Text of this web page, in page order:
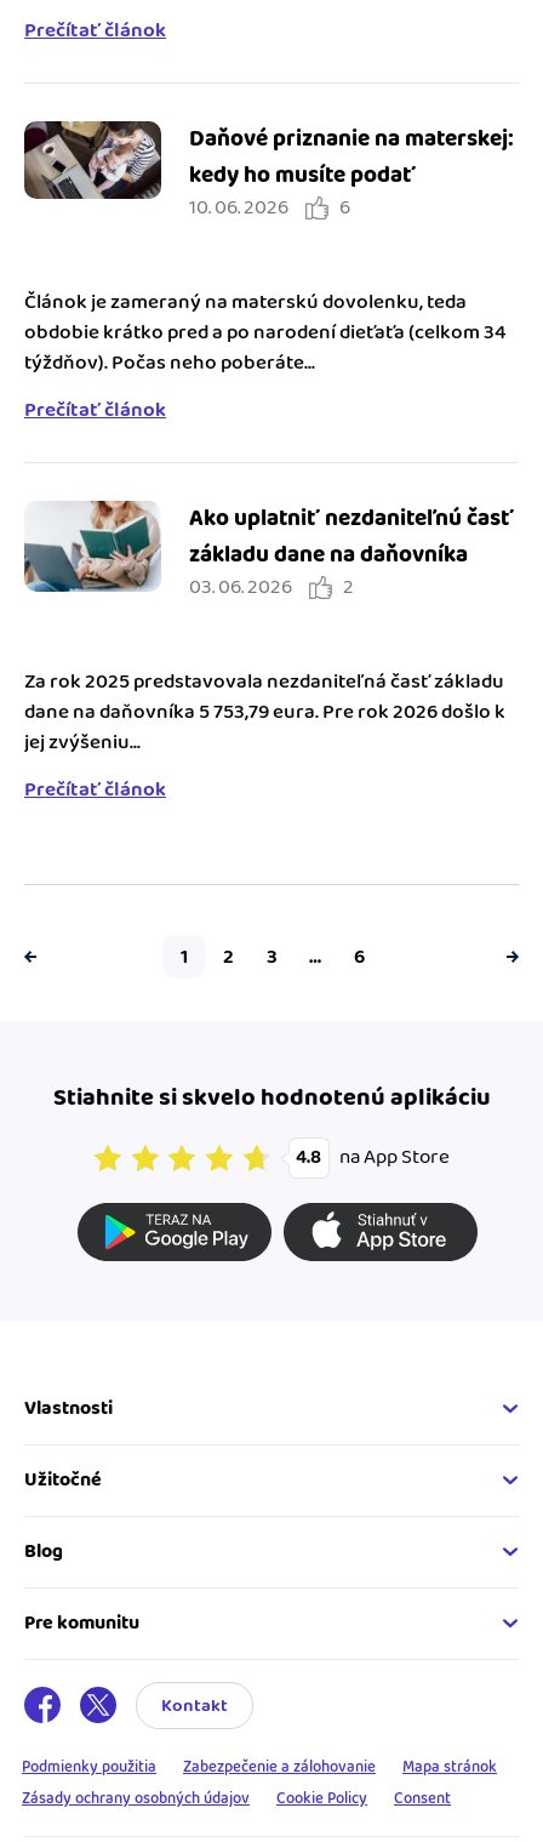
Prečítať článok
Daňové priznanie na materskej:
kedy ho musíte podať
10. 06. 2026 6
Článok je zameraný na materskú dovolenku, teda
obdobie krátko pred a po narodení dieťaťa (celkom 34
týždňov). Počas neho poberáte...
Prečítať článok
Ako uplatniť nezdaniteľnú časť
základu dane na daňovníka
03. 06. 2026 2
Za rok 2025 predstavovala nezdaniteľná časť základu
dane na daňovníka 5 753,79 eura. Pre rok 2026 došlo k
jej zvýšeniu...
Prečítať článok
1 2 3 … 6
Stiahnite si skvelo hodnotenú aplikáciu
4.8 na App Store
Vlastnosti
Fakturačné vlastnosti
Online fakturácia
Spolupráca s účtovníkom
Napojenie na iDoklad
Užitočné
Nápoveda
Vývojárský web
Developer API
Ako začať s fakturáciou
Blog
Novinky v iDoklade
Podnikateľský servis
Pre komunitu
Spriaznení účtovníci
Registrácia účtovníka
Skúsenosti freelancerov
Kontakt
Podmienky použitia Zabezpečenie a zálohovanie
Mapa stránok
Zásady ochrany osobných údajov
Cookie Policy Consent